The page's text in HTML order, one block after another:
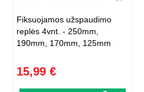
Fiksuojamos užspaudimo
replės 4vnt. - 250mm,
190mm, 170mm, 125mm
15,99 €